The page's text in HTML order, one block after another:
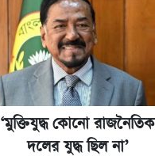
‘মুক্তিযুদ্ধ কোনো রাজনৈতিক
দলের যুদ্ধ ছিল না’